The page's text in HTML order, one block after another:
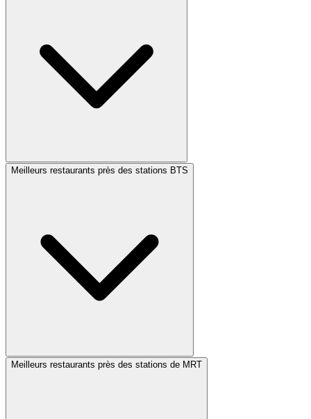
Meilleurs restaurants près des stations BTS
Meilleurs restaurants près des stations de MRT